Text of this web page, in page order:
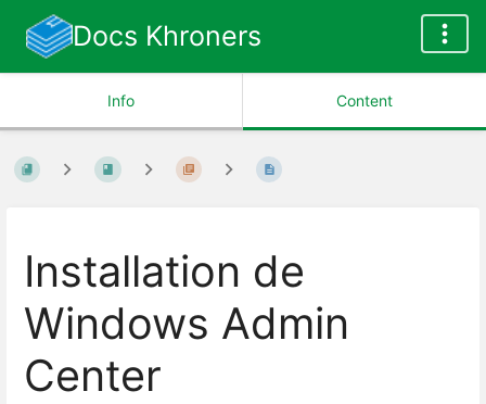
Docs Khroners
Info Content
Installation de
Windows Admin
Center